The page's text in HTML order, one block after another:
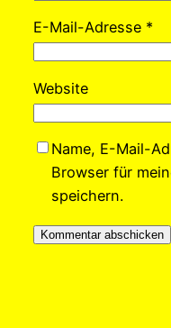
E-Mail-Adresse *
Website
Name, E-Mail-
Browser für
speichern.